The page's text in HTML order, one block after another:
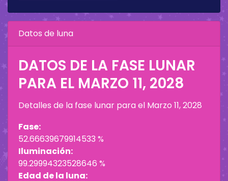
Datos de luna
DATOS DE LA FASE LUNAR
PARA EL MARZO 11, 2028
Detalles de la fase lunar para el Marzo 11, 2028
Fase:
52.66639679914533 %
Iluminación:
99.29994323528646 %
Edad de la luna: